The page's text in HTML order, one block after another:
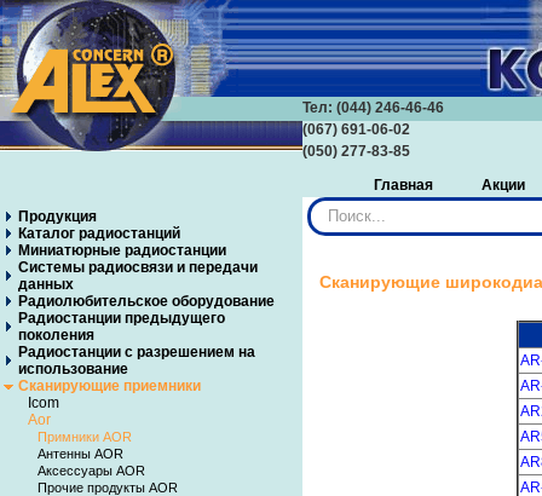
Тел: (044) 246-46-46
(067) 691-06-02
(050) 277-83-85
Главная
Акции
Продукция
Каталог радиостанций
Миниатюрные радиостанции
Системы радиосвязи и передачи
данных
Радиолюбительское оборудование
Радиостанции предыдущего
поколения
Радиостанции с разрешением на
использование
Сканирующие приемники
Icom
Aor
Примники AOR
Антенны AOR
Аксессуары AOR
Прочие продукты AOR
Искать...
Сканирующие